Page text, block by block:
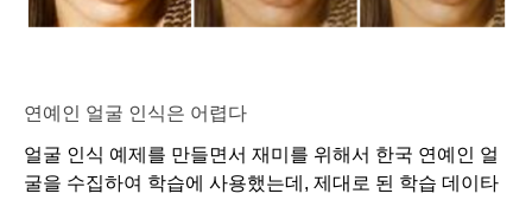
연예인 얼굴 인식은 어렵다
얼굴 인식 예제를 만들면서 재미를 위해서 한국 연예인 얼
굴을 수집하여 학습에 사용했는데, 제대로 된 학습 데이타